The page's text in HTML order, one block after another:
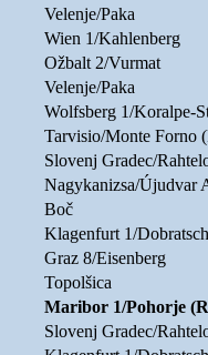
Velenje/Paka
Wien 1/Kahlenberg
Ožbalt 2/Vurmat
Velenje/Paka
Wolfsberg 1/Koralpe-
Tarvisio/Monte Forno
Slovenj Gradec/
Nagykanizsa/Újudvar
Boč
Klagenfurt 1/
Graz 8/Eisenberg
Topolšica
Maribor 1/Pohorje
Slovenj Gradec/